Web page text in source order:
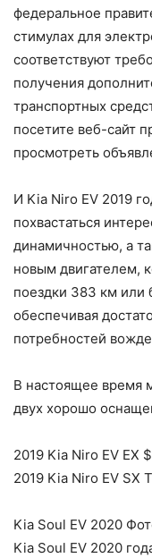
федеральное
стимулах для
соответствуют
получения
транспортных
посетите веб-сайт
просмотреть
И Kia Niro EV 2019
похвастаться
динамичностью, а
новым двигателем,
поездки 383 км или
обеспечивая
потребностей
В настоящее время
двух хорошо
2019 Kia Niro EV EX
2019 Kia Niro EV SX
Kia Soul EV 2020
Kia Soul EV 2020